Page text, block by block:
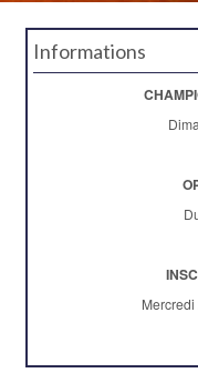
Informations